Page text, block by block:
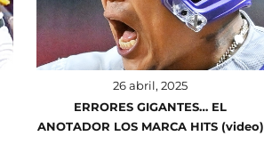
26 abril, 2025
ERRORES GIGANTES… EL
ANOTADOR LOS MARCA HITS (video)